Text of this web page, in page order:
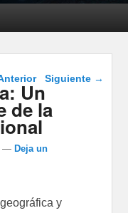
Navegación de
entradas
Siguiente →
Un
de la
—Deja un
y